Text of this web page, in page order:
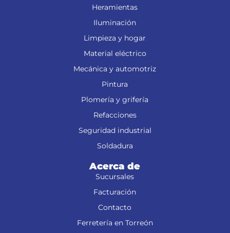
Heramientas
Iluminación
Limpieza y hogar
Material eléctrico
Mecánica y automotriz
Pintura
Plomería y grifería
Refacciones
Seguridad industrial
Soldadura
Acerca de
Sucursales
Facturación
Contacto
Ferretería en Torreón